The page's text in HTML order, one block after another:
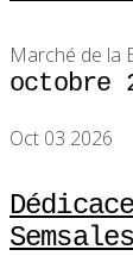
Marché de la
octobre
Oct 03 2026